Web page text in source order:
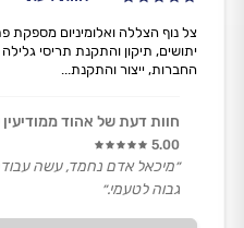
צל נוף הצללה ואלומיניום מספקת
יתושים, תיקון והתקנת תריסי
החברות, ייצור והתקנת...
חוות דעת של אהוד ממודיעין
5.00
״מיכאל אדם נחמד, עשה
גבוה לטעמי.״